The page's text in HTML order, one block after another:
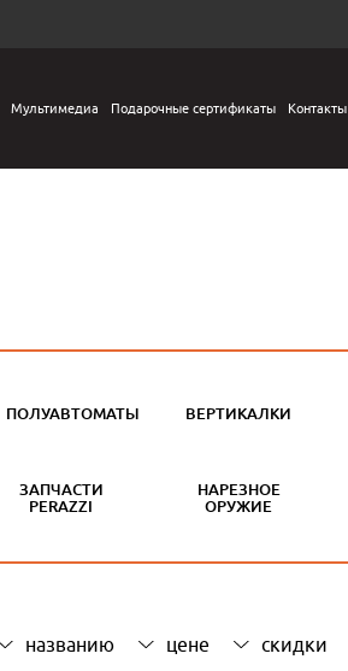
Мультимедиа Подарочные сертификаты Контакты
ПОЛУАВТОМАТЫ ВЕРТИКАЛКИ
ЗАПЧАСТИ
PERAZZI
НАРЕЗНОЕ
ОРУЖИЕ
названию цене скидки